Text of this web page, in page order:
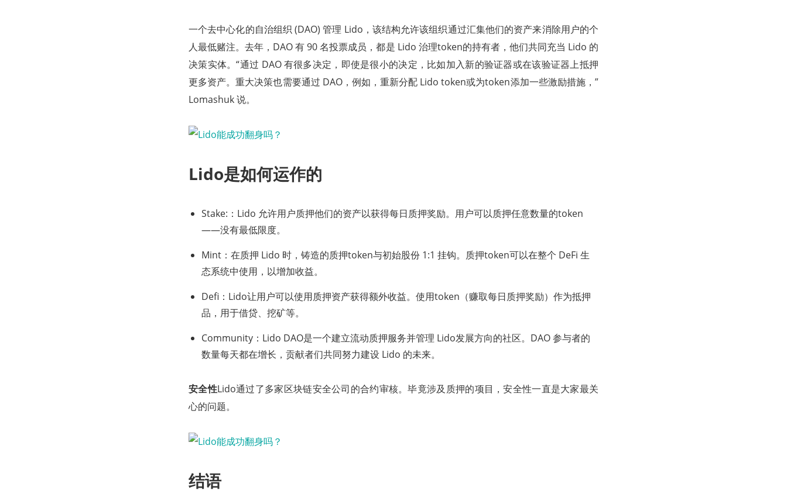
一个去中心化的自治组织 (DAO) 管理 Lido，该结构允许该组织通过汇集他们的资产来消除用户的个
人最低赌注。去年，DAO 有 90 名投票成员，都是 Lido 治理token的持有者，他们共同充当 Lido 的
决策实体。“通过 DAO 有很多决定，即使是很小的决定，比如加入新的验证器或在该验证器上抵押
更多资产。重大决策也需要通过 DAO，例如，重新分配 Lido token或为token添加一些激励措施，”
Lomashuk 说。
Lido是如何运作的
Stake:：Lido 允许用户质押他们的资产以获得每日质押奖励。用户可以质押任意数量的token
——没有最低限度。
Mint：在质押 Lido 时，铸造的质押token与初始股份 1:1 挂钩。质押token可以在整个 DeFi 生
态系统中使用，以增加收益。
Defi：Lido让用户可以使用质押资产获得额外收益。使用token（赚取每日质押奖励）作为抵押
品，用于借贷、挖矿等。
Community：Lido DAO是一个建立流动质押服务并管理 Lido发展方向的社区。DAO 参与者的
数量每天都在增长，贡献者们共同努力建设 Lido 的未来。
安全性Lido通过了多家区块链安全公司的合约审核。毕竟涉及质押的项目，安全性一直是大家最关
心的问题。
结语